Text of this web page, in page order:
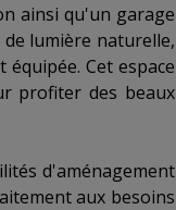
ainsi qu'un garage
lumière naturelle,
Cet espace
profiter des beaux
d'aménagement
aux besoins